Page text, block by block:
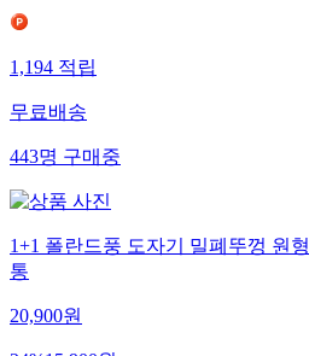
1,194적립
무료배송
443명구매중
1+1 폴란드풍 도자기 밀폐뚜껑 원
통
20,900원